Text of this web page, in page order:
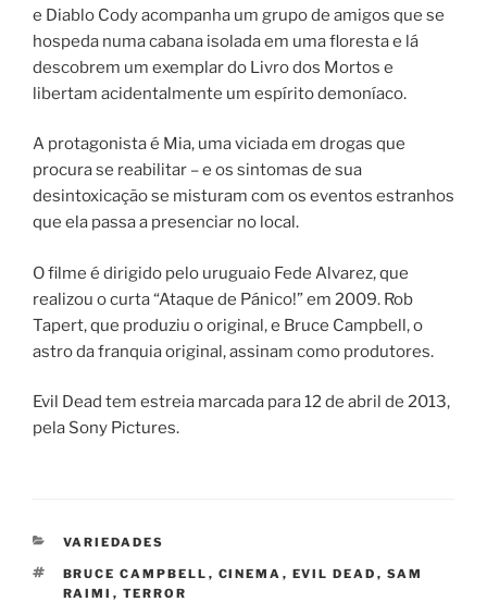
e Diablo Cody acompanha um grupo de amigos que se
hospeda numa cabana isolada em uma floresta e lá
descobrem um exemplar do Livro dos Mortos e
libertam acidentalmente um espírito demoníaco.
A protagonista é Mia, uma viciada em drogas que
procura se reabilitar – e os sintomas de sua
desintoxicação se misturam com os eventos estranhos
que ela passa a presenciar no local.
O filme é dirigido pelo uruguaio Fede Alvarez, que
realizou o curta “Ataque de Pánico!” em 2009. Rob
Tapert, que produziu o original, e Bruce Campbell, o
astro da franquia original, assinam como produtores.
Evil Dead tem estreia marcada para 12 de abril de 2013,
pela Sony Pictures.
CATEGORIAS
VARIEDADES
TAGS
BRUCE CAMPBELL , CINEMA , EVIL DEAD , SAM
RAIMI , TERROR